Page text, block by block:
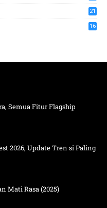
21
16
Semua Fitur Flagship
2026, Update Tren si Paling
Mati Rasa (2025)